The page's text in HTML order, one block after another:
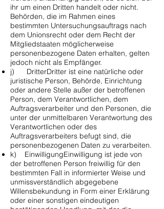
ihr um einen Dritten handelt oder nicht.
Behörden, die im Rahmen eines
bestimmten Untersuchungsauftrags nach
dem Unionsrecht oder dem Recht der
Mitgliedstaaten möglicherweise
personenbezogene Daten erhalten, gelten
jedoch nicht als Empfänger.
j) DritterDritter ist eine natürliche oder
juristische Person, Behörde, Einrichtung
oder andere Stelle außer der betroffenen
Person, dem Verantwortlichen, dem
Auftragsverarbeiter und den Personen, die
unter der unmittelbaren Verantwortung des
Verantwortlichen oder des
Auftragsverarbeiters befugt sind, die
personenbezogenen Daten zu verarbeiten.
k) EinwilligungEinwilligung ist jede von
der betroffenen Person freiwillig für den
bestimmten Fall in informierter Weise und
unmissverständlich abgegebene
Willensbekundung in Form einer Erklärung
oder einer sonstigen eindeutigen